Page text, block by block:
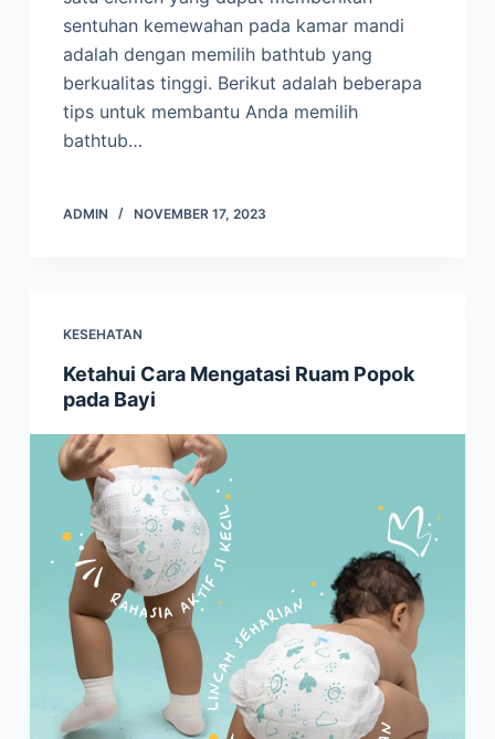
sentuhan kemewahan pada kamar mandi
adalah dengan memilih bathtub yang
berkualitas tinggi. Berikut adalah beberapa
tips untuk membantu Anda memilih
bathtub…
ADMIN NOVEMBER 17, 2023
KESEHATAN
Ketahui Cara Mengatasi Ruam Popok
pada Bayi